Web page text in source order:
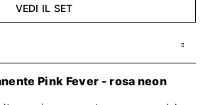
VEDI IL SET
Pink Fever - rosa neon